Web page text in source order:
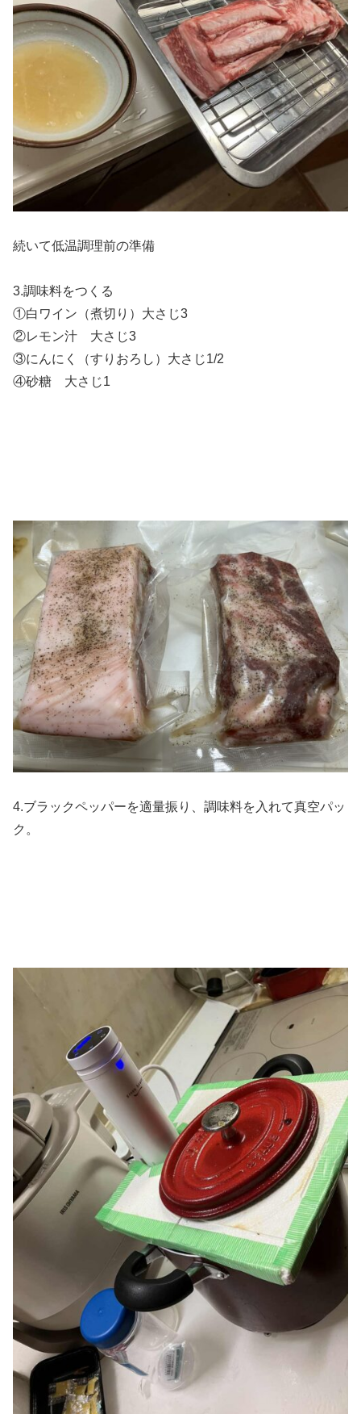
続いて低温調理前の準備
3.調味料をつくる
①白ワイン（煮切り）大さじ3
②レモン汁 大さじ3
③にんにく（すりおろし）大さじ1/2
④砂糖 大さじ1
4.ブラックペッパーを適量振り、調味料を入れて真空パッ
ク。